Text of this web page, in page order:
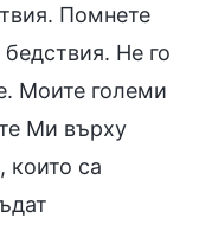
Помнете
Не го
Моите големи
Ми върху
които са